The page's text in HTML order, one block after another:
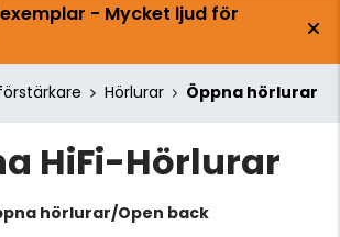
- Mycket ljud för
Hörlurar Öppna hörlurar
HiFi-Hörlurar
hörlurar/Open back